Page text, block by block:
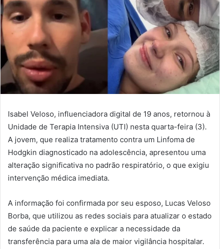
Isabel Veloso, influenciadora digital de 19 anos, retornou à
Unidade de Terapia Intensiva (UTI) nesta quarta-feira (3).
A jovem, que realiza tratamento contra um Linfoma de
Hodgkin diagnosticado na adolescência, apresentou uma
alteração significativa no padrão respiratório, o que exigiu
intervenção médica imediata.
A informação foi confirmada por seu esposo, Lucas Veloso
Borba, que utilizou as redes sociais para atualizar o estado
de saúde da paciente e explicar a necessidade da
transferência para uma ala de maior vigilância hospitalar.